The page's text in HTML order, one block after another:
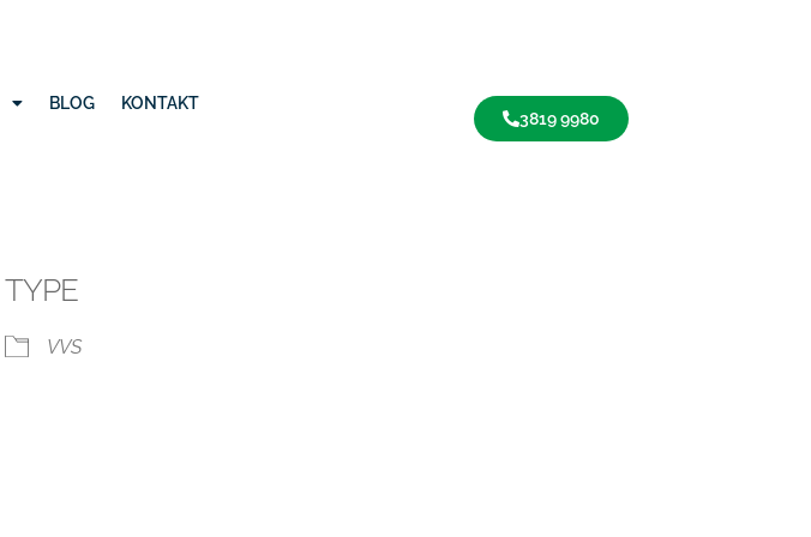
BLOG
KONTAKT
3819 9980
TYPE
VVS